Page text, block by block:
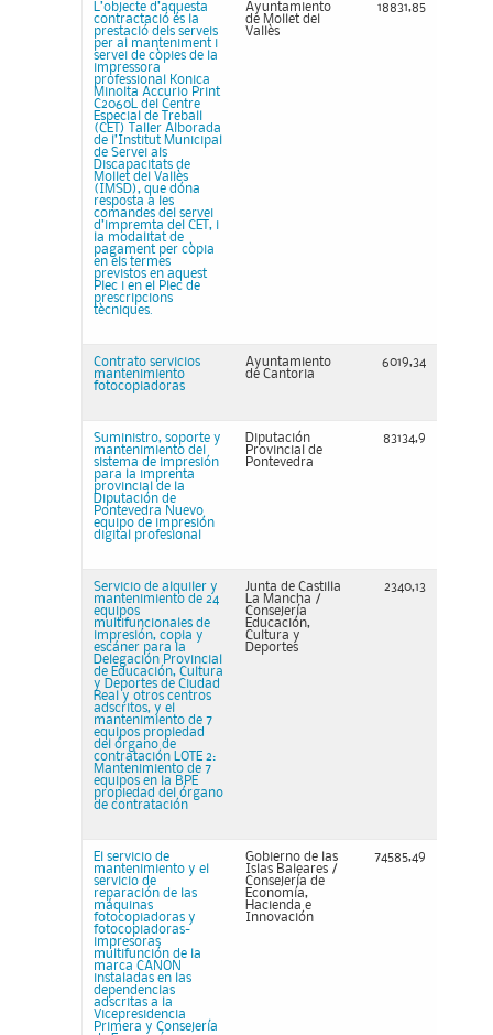
L’objecte d’aquesta
contractació és la
prestació dels serveis
per al manteniment i
servei de còpies de la
impressora
professional Konica
Minolta Accurio Print
C2060L del Centre
Especial de Treball
(CET) Taller Alborada
de l’Institut Municipal
de Servei als
Discapacitats de
Mollet del Vallès
(IMSD), que dóna
resposta a les
comandes del servei
d’impremta del CET, i
la modalitat de
pagament per còpia
en els termes
previstos en aquest
Plec i en el Plec de
prescripcions
tècniques.
Ayuntamiento
de Mollet del
Vallès
18831,85
Contrato servicios
mantenimiento
fotocopiadoras
Ayuntamiento
de Cantoria
6019,34
Suministro, soporte y
mantenimiento del
sistema de impresión
para la imprenta
provincial de la
Diputación de
Pontevedra Nuevo
equipo de impresión
digital profesional
Diputación
Provincial de
Pontevedra
83134,9
Servicio de alquiler y
mantenimiento de 24
equipos
multifuncionales de
impresión, copia y
escáner para la
Delegación Provincial
de Educación, Cultura
y Deportes de Ciudad
Real y otros centros
adscritos, y el
mantenimiento de 7
equipos propiedad
del órgano de
contratación LOTE 2:
Mantenimiento de 7
equipos en la BPE
propiedad del órgano
de contratación
Junta de Castilla
La Mancha /
Consejería
Educación,
Cultura y
Deportes
2340,13
El servicio de
mantenimiento y el
servicio de
reparación de las
máquinas
fotocopiadoras y
fotocopiadoras-
impresoras
multifunción de la
marca CANON
instaladas en las
dependencias
adscritas a la
Vicepresidencia
Primera y Consejería
Gobierno de las
Islas Baleares /
Consejería de
Economía,
Hacienda e
Innovación
74585,49